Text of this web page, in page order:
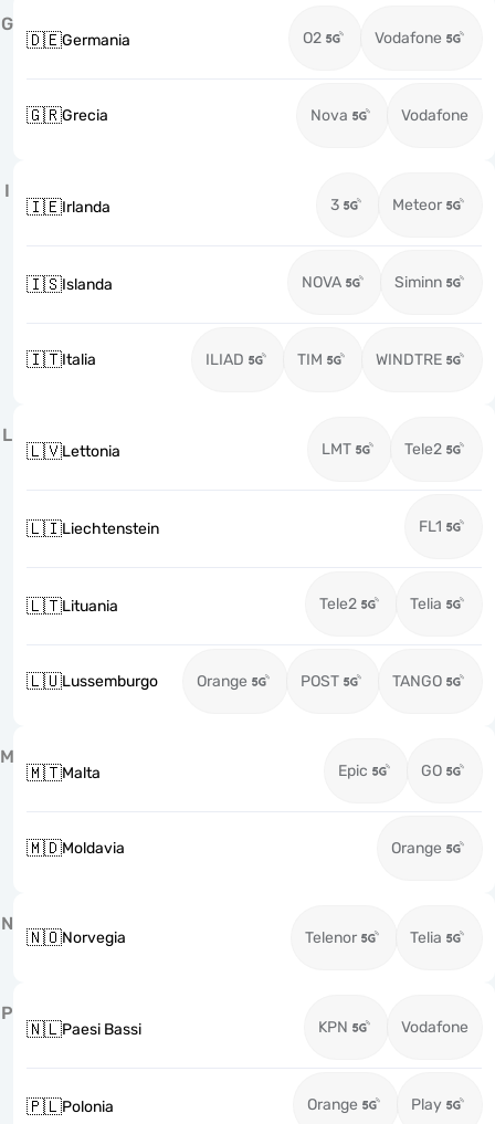
G
🇩🇪Germania O2 Vodafone
🇬🇷Grecia Nova Vodafone
I
🇮🇪Irlanda 3 Meteor
🇮🇸Islanda NOVA Siminn
🇮🇹Italia ILIAD TIM WINDTRE
L
🇱🇻Lettonia LMT Tele2
🇱🇮Liechtenstein FL1
🇱🇹Lituania Tele2 Telia
🇱🇺Lussemburgo Orange POST TANGO
M
🇲🇹Malta Epic GO
🇲🇩Moldavia Orange
N
🇳🇴Norvegia Telenor Telia
P
🇳🇱Paesi Bassi KPN Vodafone
🇵🇱Polonia Orange Play